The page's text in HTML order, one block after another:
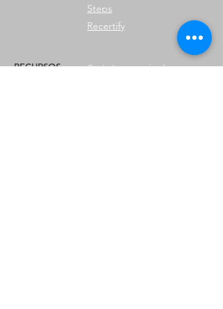
Steps
Recertify
RECURSOS Contratar a un miembro